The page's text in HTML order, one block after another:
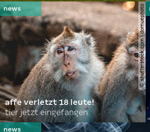
© shutterstock.com | domuephoto
affe verletzt 18 leute!
tier jetzt eingefangen